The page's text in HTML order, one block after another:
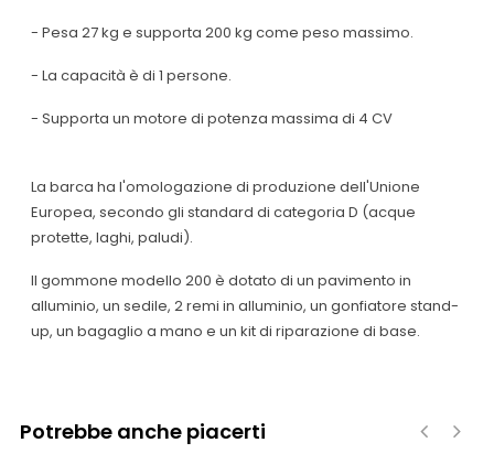
- Pesa 27 kg e supporta 200 kg come peso massimo.
- La capacità è di 1 persone.
- Supporta un motore di potenza massima di 4 CV
La barca ha l'omologazione di produzione dell'Unione
Europea, secondo gli standard di categoria D (acque
protette, laghi, paludi).
Il gommone modello 200 è dotato di un pavimento in
alluminio, un sedile, 2 remi in alluminio, un gonfiatore stand-
up, un bagaglio a mano e un kit di riparazione di base.
Potrebbe anche piacerti